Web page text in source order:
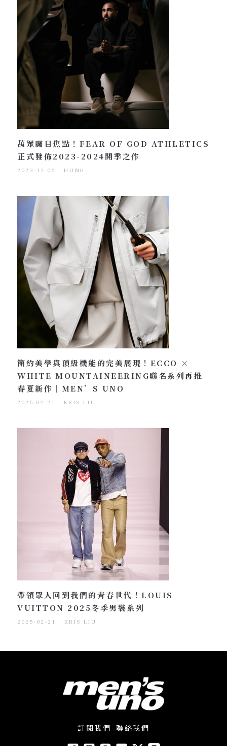
萬眾矚目焦點！FEAR OF GOD ATHLETICS
正式發佈2023-2024開季之作
2023-12-06 HUNG
簡約美學與頂級機能的完美展現！ECCO ×
WHITE MOUNTAINEERING聯名系列再推
春夏新作｜MEN’S UNO
2026-02-21 KRIS LIU
帶領眾人回到我們的青春世代！LOUIS
VUITTON 2025冬季男裝系列
2025-02-21 KRIS LIU
訂閱我們 聯絡我們